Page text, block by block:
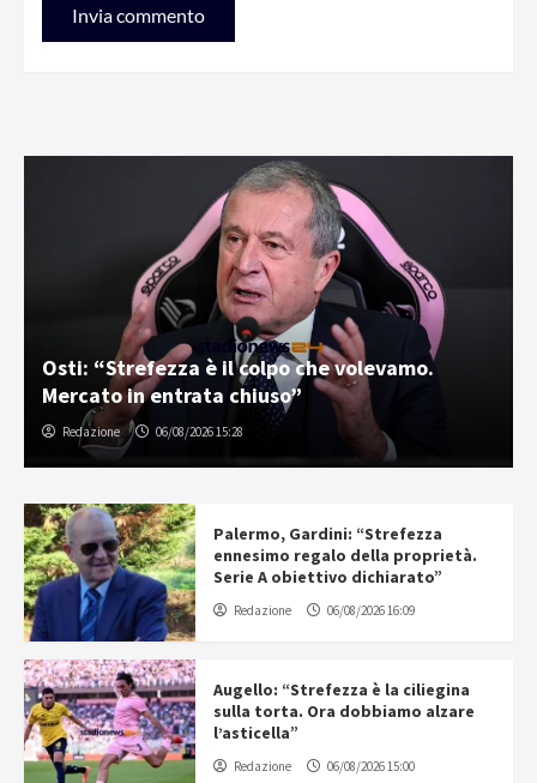
Osti: “Strefezza è il colpo che volevamo.
Mercato in entrata chiuso”
Redazione 06/08/2026 15:28
Palermo, Gardini: “Strefezza
ennesimo regalo della proprietà.
Serie A obiettivo dichiarato”
Redazione 06/08/2026 16:09
Augello: “Strefezza è la ciliegina
sulla torta. Ora dobbiamo alzare
l’asticella”
Redazione 06/08/2026 15:00